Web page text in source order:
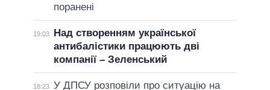
поранені
19:03
Над створенням української
антибалістики працюють дві
компанії – Зеленський
18:23 У ДПСУ розповіли про ситуацію на